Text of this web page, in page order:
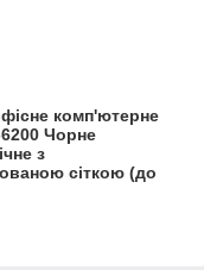
комп'ютерне
Чорне
з
сіткою (до